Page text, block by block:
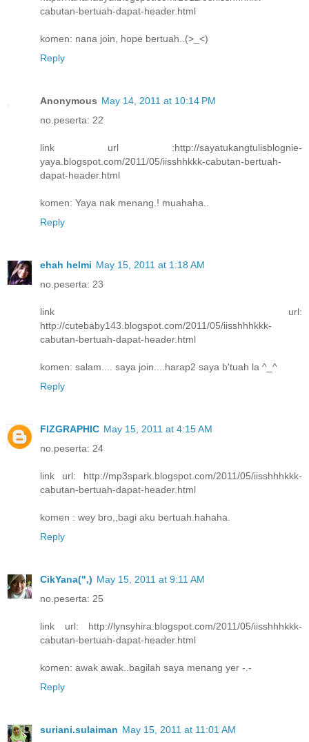
cabutan-bertuah-dapat-header.html
komen: nana join, hope bertuah..(>_<)
Reply
Anonymous May 14, 2011 at 10:14 PM
no.peserta: 22
link url :http://sayatukangtulisblognie-
yaya.blogspot.com/2011/05/iisshhkkk-cabutan-bertuah-
dapat-header.html
komen: Yaya nak menang.! muahaha..
Reply
ehah helmi May 15, 2011 at 1:18 AM
no.peserta: 23
link url:
http://cutebaby143.blogspot.com/2011/05/iisshhhkkk-
cabutan-bertuah-dapat-header.html
komen: salam.... saya join....harap2 saya b'tuah la ^_^
Reply
FIZGRAPHIC May 15, 2011 at 4:15 AM
no.peserta: 24
link url: http://mp3spark.blogspot.com/2011/05/iisshhhkkk-
cabutan-bertuah-dapat-header.html
komen : wey bro,,bagi aku bertuah.hahaha.
Reply
CikYana(",) May 15, 2011 at 9:11 AM
no.peserta: 25
link url: http://lynsyhira.blogspot.com/2011/05/iisshhhkkk-
cabutan-bertuah-dapat-header.html
komen: awak awak..bagilah saya menang yer -.-
Reply
suriani.sulaiman May 15, 2011 at 11:01 AM